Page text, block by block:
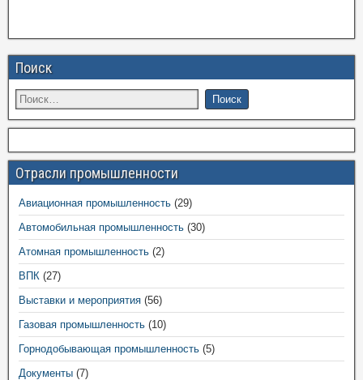
Поиск
Отрасли промышленности
Авиационная промышленность (29)
Автомобильная промышленность (30)
Атомная промышленность (2)
ВПК (27)
Выставки и мероприятия (56)
Газовая промышленность (10)
Горнодобывающая промышленность (5)
Документы (7)